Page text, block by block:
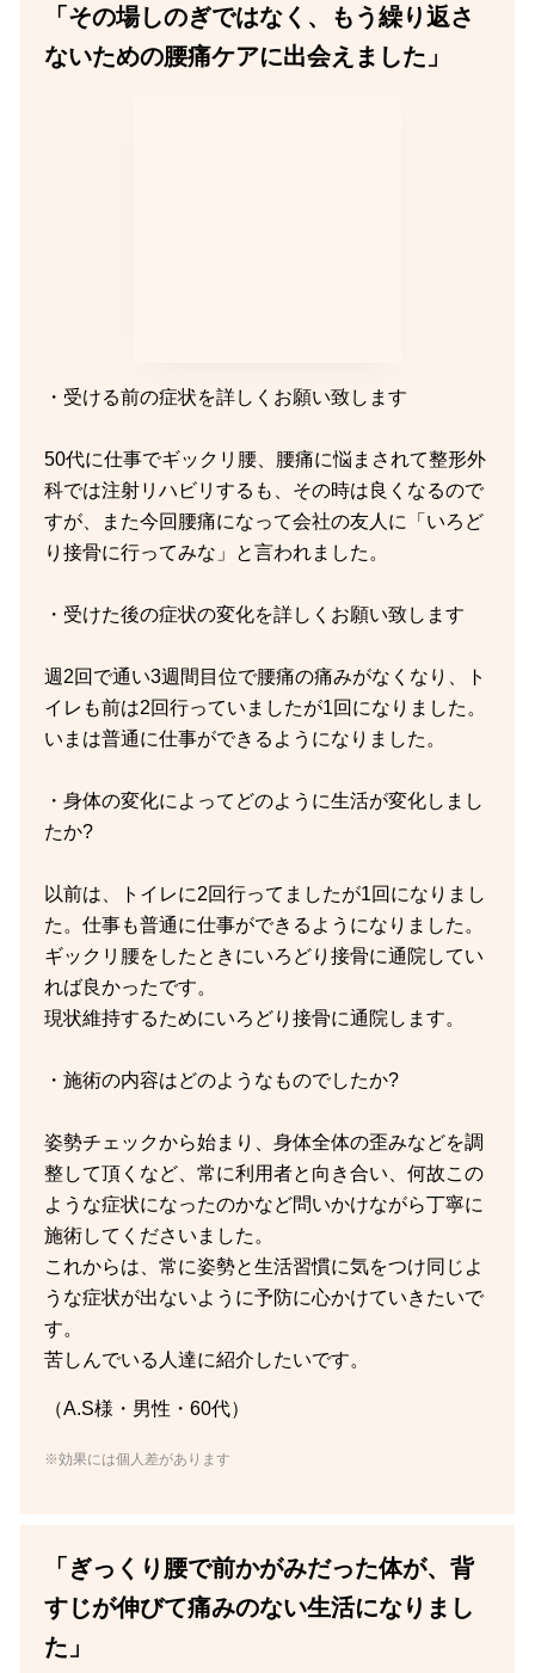
「その場しのぎではなく、もう繰り返さ
ないための腰痛ケアに出会えました」
・受ける前の症状を詳しくお願い致します
50代に仕事でギックリ腰、腰痛に悩まされて整形外
科では注射リハビリするも、その時は良くなるので
すが、また今回腰痛になって会社の友人に「いろど
り接骨に行ってみな」と言われました。
・受けた後の症状の変化を詳しくお願い致します
週2回で通い3週間目位で腰痛の痛みがなくなり、ト
イレも前は2回行っていましたが1回になりました。
いまは普通に仕事ができるようになりました。
・身体の変化によってどのように生活が変化しまし
たか?
以前は、トイレに2回行ってましたが1回になりまし
た。仕事も普通に仕事ができるようになりました。
ギックリ腰をしたときにいろどり接骨に通院してい
れば良かったです。
現状維持するためにいろどり接骨に通院します。
・施術の内容はどのようなものでしたか?
姿勢チェックから始まり、身体全体の歪みなどを調
整して頂くなど、常に利用者と向き合い、何故この
ような症状になったのかなど問いかけながら丁寧に
施術してくださいました。
これからは、常に姿勢と生活習慣に気をつけ同じよ
うな症状が出ないように予防に心かけていきたいで
す。
苦しんでいる人達に紹介したいです。
（A.S様・男性・60代）
※効果には個人差があります
「ぎっくり腰で前かがみだった体が、背
すじが伸びて痛みのない生活になりまし
た」